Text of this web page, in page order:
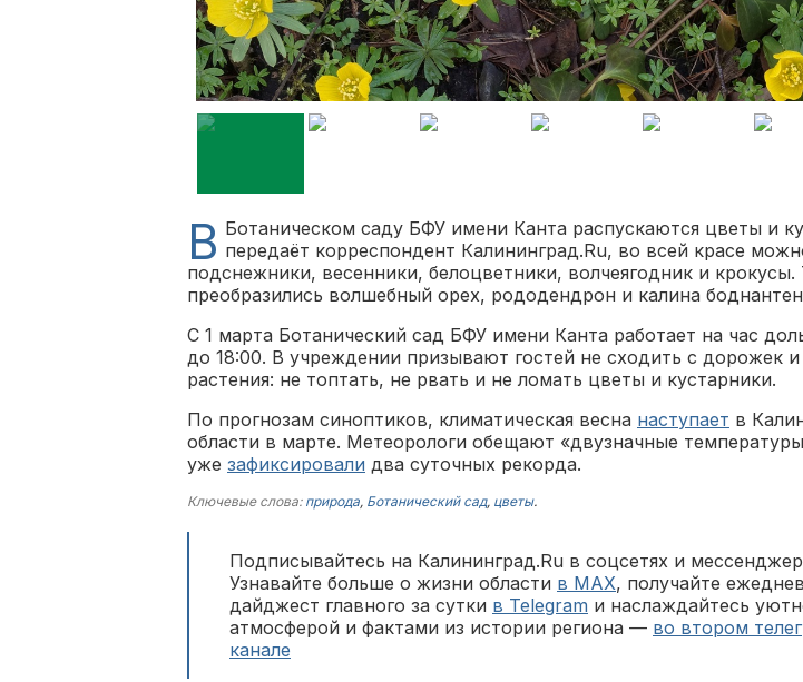
В Ботаническом саду БФУ имени Канта распускаются цветы и
передаёт корреспондент Калининград.Ru, во всей красе
подснежники, весенники, белоцветники, волчеягодник и крокусы.
преобразились волшебный орех, рододендрон и калина
С 1 марта Ботанический сад БФУ имени Канта работает на час
до 18:00. В учреждении призывают гостей не сходить с дорожек и
растения: не топтать, не рвать и не ломать цветы и кустарники.
По прогнозам синоптиков, климатическая весна наступает в
области в марте. Метеорологи обещают «двузначные
уже зафиксировали два суточных рекорда.
Ключевые слова: природа, Ботанический сад, цветы.
Подписывайтесь на Калининград.Ru в соцсетях и
Узнавайте больше о жизни области в MAX, получайте
дайджест главного за сутки в Telegram и наслаждайтесь
атмосферой и фактами из истории региона — во втором
канале